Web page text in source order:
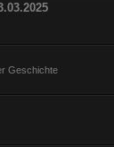
Geschichte